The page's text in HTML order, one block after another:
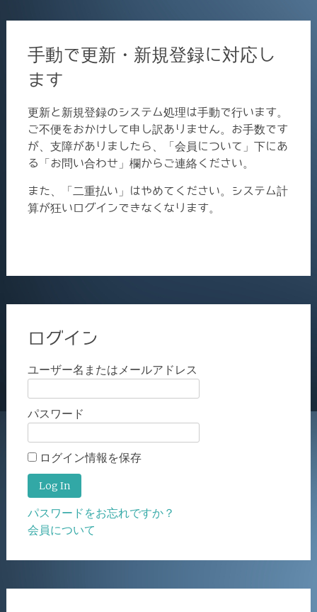
手動で更新・新規登録に対応し
ます
更新と新規登録のシステム処理は手動で行います。
ご不便をおかけして申し訳ありません。お手数です
が、支障がありましたら、「会員について」下にあ
る「お問い合わせ」欄からご連絡ください。
また、「二重払い」はやめてください。システム計
算が狂いログインできなくなります。
ログイン
ユーザー名またはメールアドレス
パスワード
ログイン情報を保存
パスワードをお忘れですか？
会員について